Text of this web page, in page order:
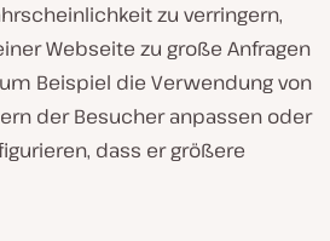
zu verringern,
Webseite zu große Anfragen
Beispiel die Verwendung von
der Besucher anpassen oder
dass er größere